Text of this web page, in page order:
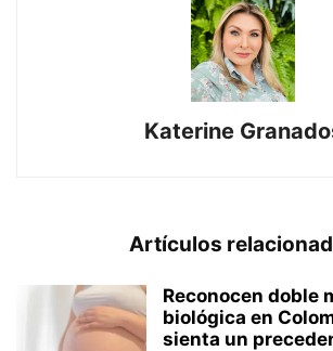
Katerine
Artículos
Reconocen doble
biológica en
sienta un